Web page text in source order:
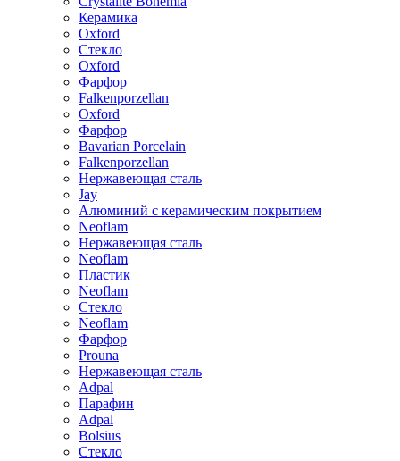
Керамика
Oxford
Стекло
Oxford
Фарфор
Falkenporzellan
Oxford
Фарфор
Bavarian Porcelain
Falkenporzellan
Нержавеющая сталь
Jay
Алюминий с керамическим покрытием
Neoflam
Нержавеющая сталь
Neoflam
Пластик
Neoflam
Стекло
Neoflam
Фарфор
Prouna
Нержавеющая сталь
Adpal
Парафин
Adpal
Bolsius
Стекло